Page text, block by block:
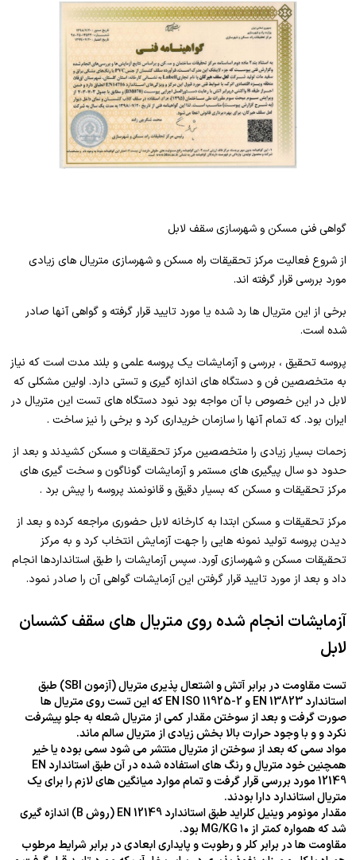
گواهی فنی مسکن و شهرسازی سقف لابل
از شروع فعالیت مرکز تحقیقات راه مسکن و شهرسازی متریال های زیادی
مورد بررسی قرار گرفته اند.
برخی از این متریال ها رد شده یا مورد تایید قرار گرفته و گواهی آنها صادر
شده است.
پروسه تحقیق ، بررسی و آزمایشات یک پروسه علمی و بلند مدت است که نیاز
به متخصصین فن و دستگاه های اندازه گیری و تستی دارد. اولین مشکلی که
لابل در این خصوص با آن مواجه بود نبود دستگاه های تست این متریال در
ایران بود. که تمام آنها را سازمان خریداری کرد و برخی را نیز ساخت .
زحمات بسیار زیادی را متخصصین مرکز تحقیقات و مسکن کشیدند و بعد از
حدود دو سال پیگیری های مستمر و آزمایشات گوناگون و سخت گیری های
مرکز تحقیقات و مسکن که بسیار دقیق و قانونمند پروسه را پیش برد .
مرکز تحقیقات و مسکن ابتدا به کارخانه لابل حضوری مراجعه کرده و بعد از
دیدن پروسه تولید نمونه هایی را جهت آزمایش انتخاب کرد و به مرکز
تحقیقات مسکن و شهرسازی آورد. سپس آزمایشات را طبق استانداردها انجام
داد و بعد از مورد تایید قرار گرفتن این آزمایشات گواهی آن را صادر نمود.
آزمایشات انجام شده روی متریال های سقف کشسان
لابل
تست مقاومت در برابر آتش و اشتعال پذیری متریال (آزمون SBI) طبق
استاندارد EN 13823 و EN ISO 11925-2 که این تست روی متریال ها
صورت گرفت و بعد از سوختن مقدار کمی از متریال شعله به جلو پیشرفت
نکرد و و با وجود حرارت بالا بخش زیادی از متریال سالم ماند.
مواد سمی که بعد از سوختن از متریال منتشر می شود سمی بوده یا خیر
همچنین خود متریال و رنگ های استفاده شده در آن طبق استاندارد EN
12149 مورد بررسی قرار گرفت و تمام موارد میانگین های لازم را برای یک
متریال استاندارد دارا بودند.
مقدار مونومر وینیل کلراید طبق استاندارد EN 12149 (روش B) اندازه گیری
شد که همواره کمتر از ۱۰ MG/KG بود.
مقاومت ها در برابر کلر و رطوبت و پایداری ابعادی در برابر شرایط مرطوب